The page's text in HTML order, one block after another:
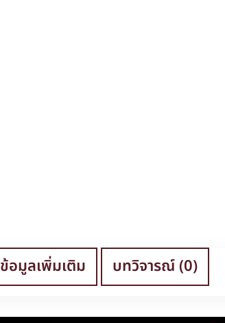
ข้อมูลเพิ่มเติม บทวิจารณ์ (0)